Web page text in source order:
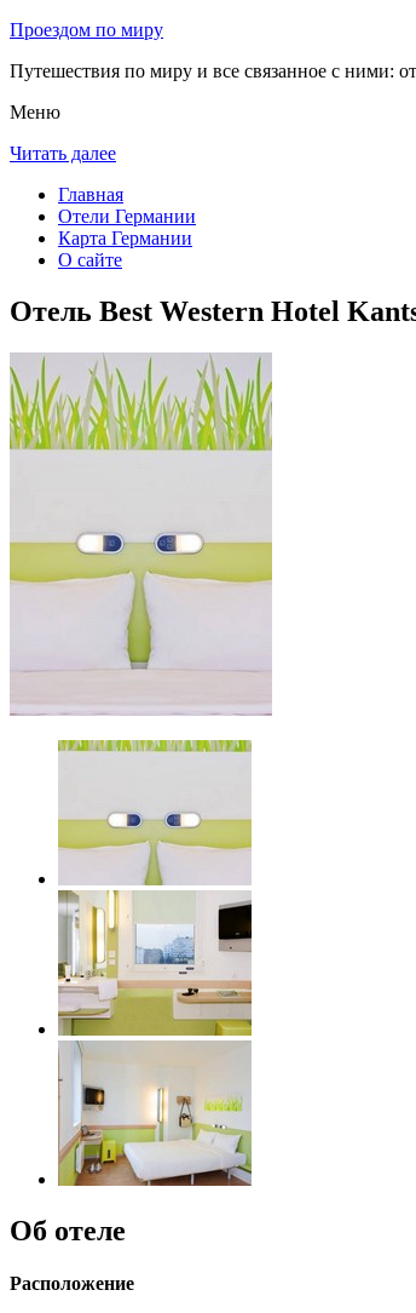
Проездом по миру
Путешествия по миру и все связанное с ними:
Меню
Читать далее
Главная
Отели Германии
Карта Германии
О сайте
Отель Best Western Hotel
Об отеле
Расположение